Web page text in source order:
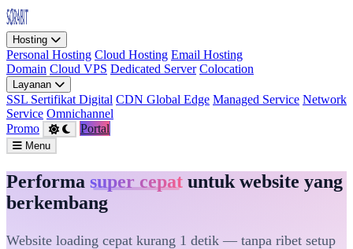
Hosting
Personal Hosting Cloud Hosting Email Hosting
Domain Cloud VPS Dedicated Server Colocation
Layanan
SSL Sertifikat Digital CDN Global Edge Managed Service Network
Service Omnichannel
Promo
Portal
Menu
Performa super cepat untuk website yang
berkembang
Website loading cepat kurang 1 detik — tanpa ribet setup